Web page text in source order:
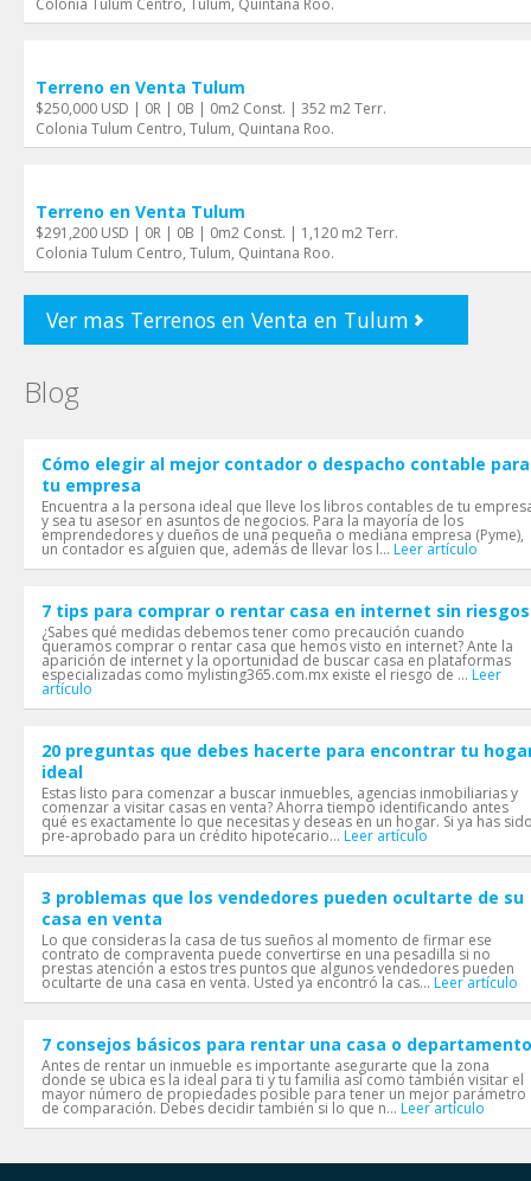
Colonia Tulum Centro, Tulum, Quintana Roo.
Terreno en Venta Tulum
$250,000 USD | 0R | 0B | 0m2 Const. | 352 m2 Terr.
Colonia Tulum Centro, Tulum, Quintana Roo.
Terreno en Venta Tulum
$291,200 USD | 0R | 0B | 0m2 Const. | 1,120 m2 Terr.
Colonia Tulum Centro, Tulum, Quintana Roo.
Ver mas Terrenos en Venta en Tulum
Blog
Cómo elegir al mejor contador o despacho contable para
tu empresa
Encuentra a la persona ideal que lleve los libros contables de tu
y sea tu asesor en asuntos de negocios. Para la mayoría de los
emprendedores y dueños de una pequeña o mediana empresa (Pyme),
un contador es alguien que, además de llevar los l... Leer artículo
7 tips para comprar o rentar casa en internet sin riesgos
¿Sabes qué medidas debemos tener como precaución cuando
queramos comprar o rentar casa que hemos visto en internet? Ante la
aparición de internet y la oportunidad de buscar casa en plataformas
especializadas como mylisting365.com.mx existe el riesgo de ... Leer
artículo
20 preguntas que debes hacerte para encontrar tu
ideal
Estas listo para comenzar a buscar inmuebles, agencias inmobiliarias y
comenzar a visitar casas en venta? Ahorra tiempo identificando antes
qué es exactamente lo que necesitas y deseas en un hogar. Si ya has
pre-aprobado para un crédito hipotecario... Leer artículo
3 problemas que los vendedores pueden ocultarte de su
casa en venta
Lo que consideras la casa de tus sueños al momento de firmar ese
contrato de compraventa puede convertirse en una pesadilla si no
prestas atención a estos tres puntos que algunos vendedores pueden
ocultarte de una casa en venta. Usted ya encontró la cas... Leer artículo
7 consejos básicos para rentar una casa o departamento
Antes de rentar un inmueble es importante asegurarte que la zona
donde se ubica es la ideal para ti y tu familia así como también visitar el
mayor número de propiedades posible para tener un mejor parámetro
de comparación. Debes decidir también si lo que n... Leer artículo